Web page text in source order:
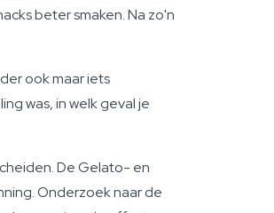
beter smaken. Na zo'n
ook maar iets
was, in welk geval je
De Gelato- en
Onderzoek naar de